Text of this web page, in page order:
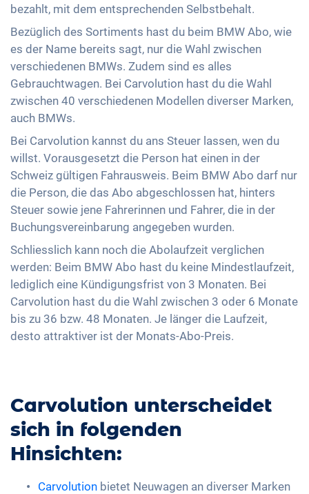
bezahlt, mit dem entsprechenden Selbstbehalt.
Bezüglich des Sortiments hast du beim BMW Abo, wie
es der Name bereits sagt, nur die Wahl zwischen
verschiedenen BMWs. Zudem sind es alles
Gebrauchtwagen. Bei Carvolution hast du die Wahl
zwischen 40 verschiedenen Modellen diverser Marken,
auch BMWs.
Bei Carvolution kannst du ans Steuer lassen, wen du
willst. Vorausgesetzt die Person hat einen in der
Schweiz gültigen Fahrausweis. Beim BMW Abo darf nur
die Person, die das Abo abgeschlossen hat, hinters
Steuer sowie jene Fahrerinnen und Fahrer, die in der
Buchungsvereinbarung angegeben wurden.
Schliesslich kann noch die Abolaufzeit verglichen
werden: Beim BMW Abo hast du keine Mindestlaufzeit,
lediglich eine Kündigungsfrist von 3 Monaten. Bei
Carvolution hast du die Wahl zwischen 3 oder 6 Monate
bis zu 36 bzw. 48 Monaten. Je länger die Laufzeit,
desto attraktiver ist der Monats-Abo-Preis.
Carvolution unterscheidet
sich in folgenden
Hinsichten:
Carvolution bietet Neuwagen an diverser Marken